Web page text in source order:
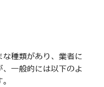
種類があり、業者に
一般的には以下のよ